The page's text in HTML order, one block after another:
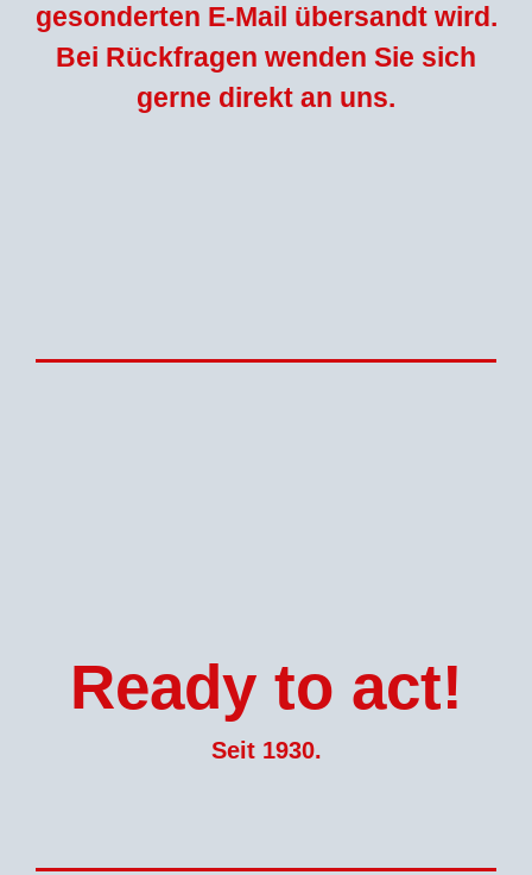
gesonderten E-Mail übersandt wird.
Bei Rückfragen wenden Sie sich
gerne direkt an uns.
Ready to act!
Seit 1930.